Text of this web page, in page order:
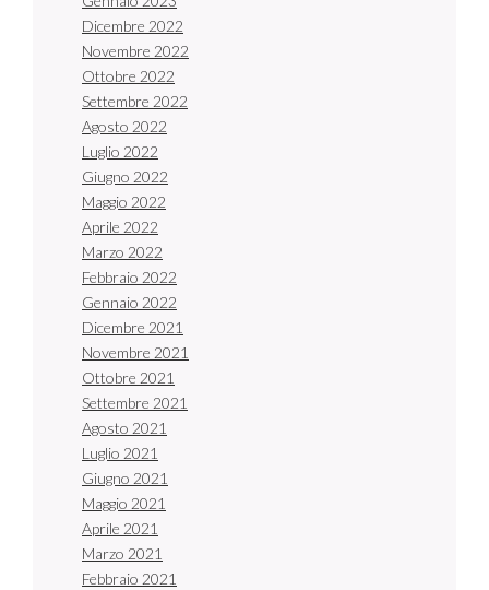
Dicembre 2022
Novembre 2022
Ottobre 2022
Settembre 2022
Agosto 2022
Luglio 2022
Giugno 2022
Maggio 2022
Aprile 2022
Marzo 2022
Febbraio 2022
Gennaio 2022
Dicembre 2021
Novembre 2021
Ottobre 2021
Settembre 2021
Agosto 2021
Luglio 2021
Giugno 2021
Maggio 2021
Aprile 2021
Marzo 2021
Febbraio 2021